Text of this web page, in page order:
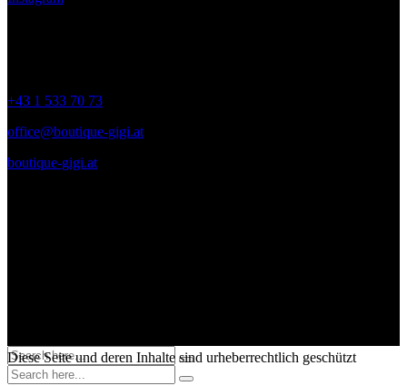
+43 1 533 70 73
office@boutique-gigi.at
boutique-gigi.at
Diese Seite und deren Inhalte sind urheberrechtlich geschützt